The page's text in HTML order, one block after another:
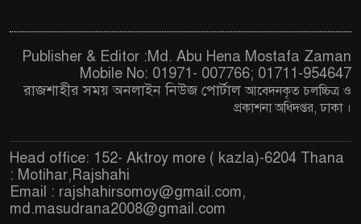
Publisher & Editor :Md. Abu Hena Mostafa Zaman
Mobile No: 01971- 007766; 01711-954647
রাজশাহীর সময় অনলাইন নিউজ পোর্টালআবেদনকৃত চলচ্চিত্র ও
প্রকাশনা অধিদপ্তর, ঢাকা ।
Head office: 152- Aktroy more ( kazla)-6204 Thana
: Motihar,Rajshahi
Email : rajshahirsomoy@gmail.com,
md.masudrana2008@gmail.com